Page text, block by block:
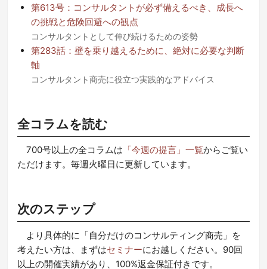
第613号：コンサルタントが必ず備えるべき、成長へ
の挑戦と危険回避への観点
コンサルタントとして伸び続けるための姿勢
第283話：壁を乗り越えるために、絶対に必要な判断
軸
コンサルタント商売に役立つ実践的なアドバイス
全コラムを読む
700号以上の全コラムは 「今週の提言」一覧からご覧い
ただけます。毎週火曜日に更新しています。
次のステップ
より具体的に「自分だけのコンサルティング商売」を
考えたい方は、まずはセミナーにお越しください。90回
以上の開催実績があり、100%返金保証付きです。